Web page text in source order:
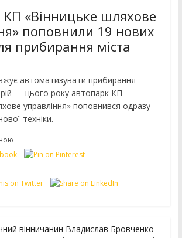
КП «Вінницьке шляхове
поповнили 19 нових
прибирання міста
автоматизувати прибирання
— цього року автопарк КП
управління» поповнився одразу
техніки.
вінничанин Владислав Бровченко